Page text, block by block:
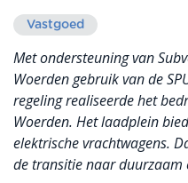
Vastgoed
Met ondersteuning van
Woerden gebruik van de
regeling realiseerde het
Woerden. Het laadplein
elektrische vrachtwagens.
de transitie naar duurzaam